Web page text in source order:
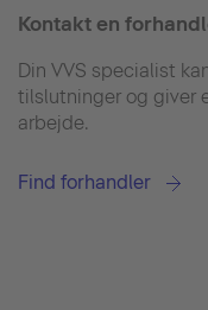
Kontakt en
Din VVS specialist
tilslutninger og giver
arbejde.
Find forhandler